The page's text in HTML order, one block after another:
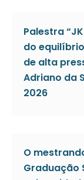
Palestra
do
de alta
Adriano da
2026
O
Graduação